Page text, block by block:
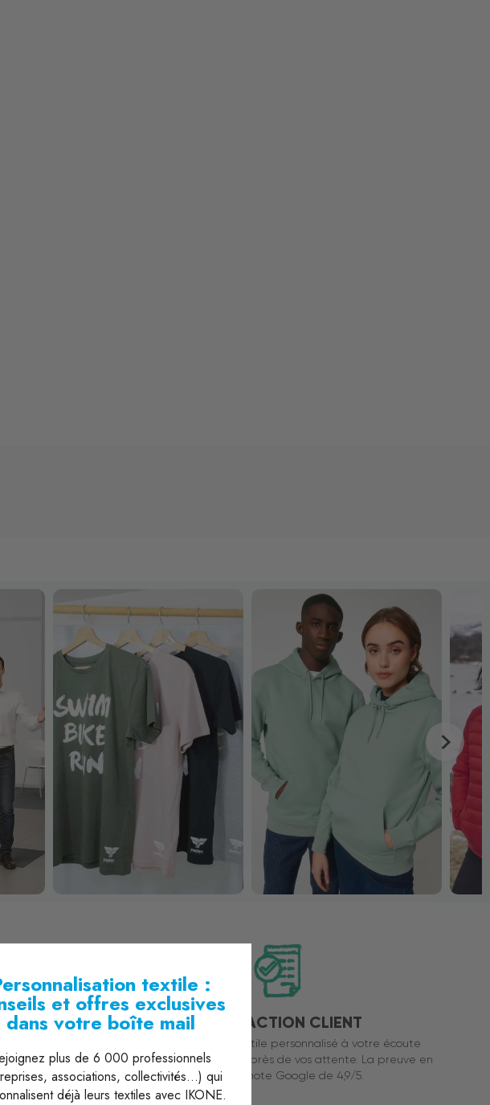
au cas par cas :
projet.
SATISFACTION CLIENT
Des conseillers en textile personnalisé à votre écoute
pour un service au plus près de vos attente. La preuve en
est, notre note Google de 4,9/5.
textile :
et offres exclusives
dans votre boîte mail
plus de 6 000 professionnels
associations, collectivités...) qui
déjà leurs textiles avec IKONE.